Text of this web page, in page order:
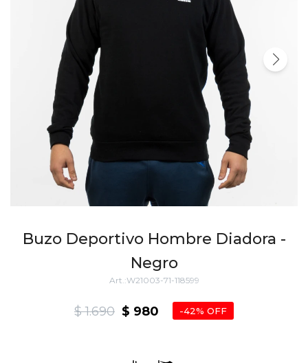
Buzo Deportivo Hombre Diadora -
Negro
W21003-71-118599
$ 980
$ 1.690 42